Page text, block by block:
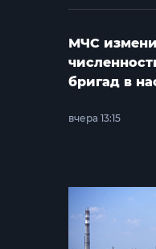
МЧС
бригад в
вчера 13:15